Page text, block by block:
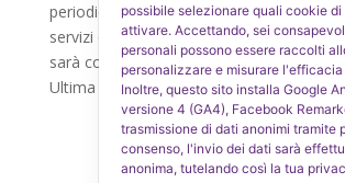
periodica per adeguamento normativo o
servizi offerti tramite il sito. Ogni
sarà comunicata tramite questa pagina.
Ultima revisione: 12 Febbraio 2025
possibile selezionare quali cookie
attivare. Accettando, sei
personali possono essere raccolti
personalizzare e misurare
Inoltre, questo sito installa Google
versione 4 (GA4), Facebook
trasmissione di dati anonimi tramite
consenso, l'invio dei dati sarà
anonima, tutelando così la tua